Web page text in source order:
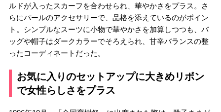
ルドが入ったスカーフを合わせられ、華やかさをプラス。さ
らにパールのアクセサリーで、品格を添えているのがポイン
ト。シンプルなスーツに小物で華やかさを加算しつつも、バ
ッグや帽子はダークカラーでそろえられ、甘辛バランスの整
ったコーディネートだった。
お気に入りのセットアップに大きめリボン
で女性らしさをプラス